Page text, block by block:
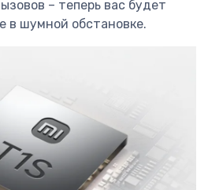
– теперь вас будет
в шумной обстановке.